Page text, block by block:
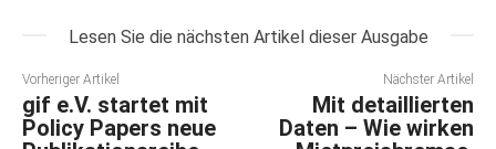
Lesen Sie die nächsten Artikel dieser Ausgabe
Vorheriger Artikel
gif e.V. startet mit
Policy Papers neue
Nächster Artikel
Mit detaillierten
Daten – Wie wirken